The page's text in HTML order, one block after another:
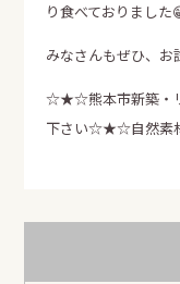
り食べておりました
みなさんもぜひ、
☆★☆熊本市新築・
下さい☆★☆自然